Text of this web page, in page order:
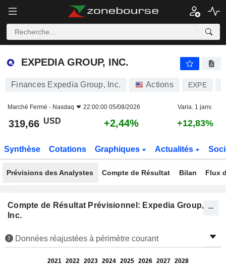
EXPEDIA GROUP, INC.
EXPEDIA GROUP, INC.
Finances Expedia Group, Inc. Actions EXPE
Marché Fermé - Nasdaq 22:00:00 05/08/2026 Varia. 1 janv.
319,66 USD +2,44% +12,83%
Synthèse Cotations Graphiques Actualités
Prévisions des Analystes Compte de Résultat Bilan Flux
Compte de Résultat Prévisionnel: Expedia Group,
Inc.
Données réajustées à périmètre courant